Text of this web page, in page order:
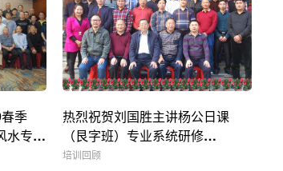
季
水专业
热烈祝贺刘国胜主讲杨公日课
（艮字班）专业系统研修
（12.03-07）圆满结束！
培训回顾